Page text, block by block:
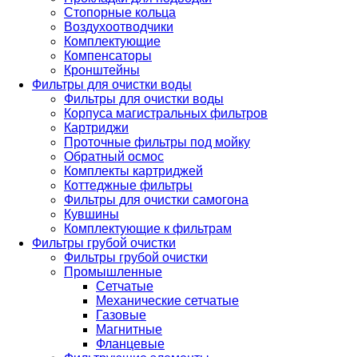
Стопорные кольца
Воздухоотводчики
Комплектующие
Компенсаторы
Кронштейны
Фильтры для очистки воды
Фильтры для очистки воды
Корпуса магистральных фильтров
Картриджи
Проточные фильтры под мойку
Обратный осмос
Комплекты картриджей
Коттеджные фильтры
Фильтры для очистки самогона
Кувшины
Комплектующие к фильтрам
Фильтры грубой очистки
Фильтры грубой очистки
Промышленные
Сетчатые
Механические сетчатые
Газовые
Магнитные
Фланцевые